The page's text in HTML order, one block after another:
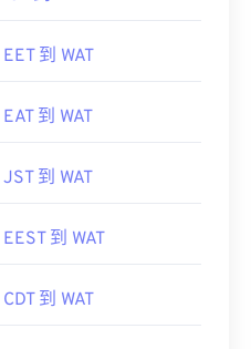
EET 到 WAT
EAT 到 WAT
JST 到 WAT
EEST 到 WAT
CDT 到 WAT